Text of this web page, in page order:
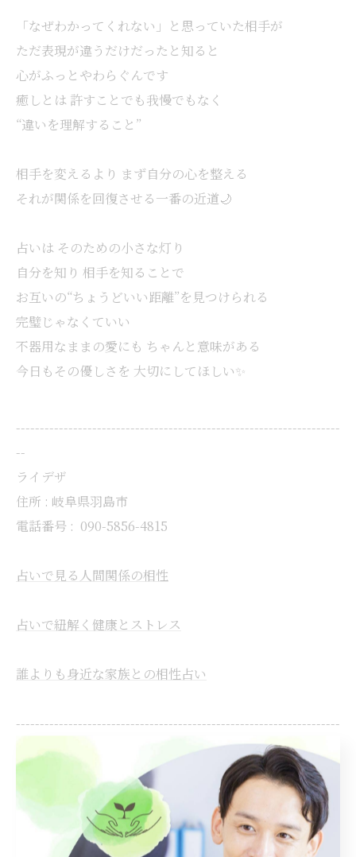
「なぜわかってくれない」と思っていた相手が
ただ表現が違うだけだったと知ると
心がふっとやわらぐんです
癒しとは 許すことでも我慢でもなく
“違いを理解すること”
相手を変えるより まず自分の心を整える
それが関係を回復させる一番の近道🌙
占いは そのための小さな灯り
自分を知り 相手を知ることで
お互いの“ちょうどいい距離”を見つけられる
完璧じゃなくていい
不器用なままの愛にも ちゃんと意味がある
今日もその優しさを 大切にしてほしい✨
--------------------------------------------------------------------
--
ライデザ
住所 : 岐阜県羽島市
電話番号 : 090-5856-4815
占いで見る人間関係の相性
占いで紐解く健康とストレス
誰よりも身近な家族との相性占い
--------------------------------------------------------------------
人間関係 健康 家族